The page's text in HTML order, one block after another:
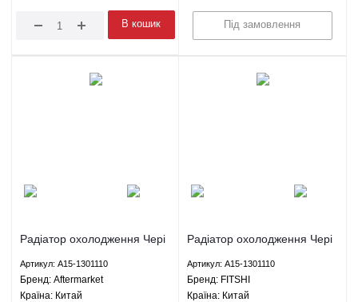
В кошик Під замовлення
Радіатор охолодження Чері
Amulet Karry 1.5 1.6 МКПП -
A15-1301110 Aftermarket
Артикул: A15-1301110
Брeнд: Aftermarket
Країна: Китай
Радіатор охолодження Чері
Amulet Karry 1.5 1.6 МКПП -
A15-1301110 FITSHI
Артикул: A15-1301110
Брeнд: FITSHI
Країна: Китай